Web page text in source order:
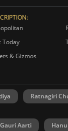
Today
& Gizmos
Ratnagiri
Aarti